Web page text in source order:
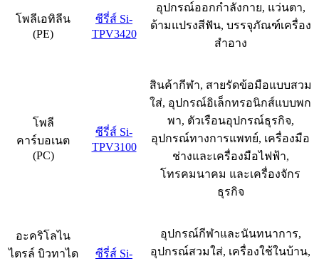
โพลีเอทิลีน
(PE)
ซีรี่ส์ Si-
TPV3420
อุปกรณ์ออกกำลังกาย, แว่นตา,
ด้ามแปรงสีฟัน, บรรจุภัณฑ์เครื่อง
สำอาง
โพลี
คาร์บอเนต
(PC)
ซีรี่ส์ Si-
TPV3100
สินค้ากีฬา, สายรัดข้อมือแบบสวม
ใส่, อุปกรณ์อิเล็กทรอนิกส์แบบพก
พา, ตัวเรือนอุปกรณ์ธุรกิจ,
อุปกรณ์ทางการแพทย์, เครื่องมือ
ช่างและเครื่องมือไฟฟ้า,
โทรคมนาคม และเครื่องจักร
ธุรกิจ
อะคริโลไน
ไตรล์ บิวทาได
ซีรี่ส์ Si-
อุปกรณ์กีฬาและนันทนาการ,
อุปกรณ์สวมใส่, เครื่องใช้ในบ้าน,